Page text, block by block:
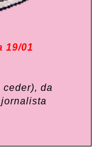
19/01
ceder), da